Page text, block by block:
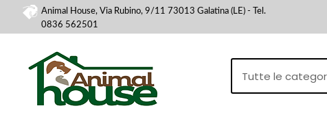
Animal House, Via Rubino, 9/11 73013 Galatina (LE) - Tel.
0836 562501